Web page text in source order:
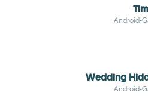
Android-
Wedding
Android-